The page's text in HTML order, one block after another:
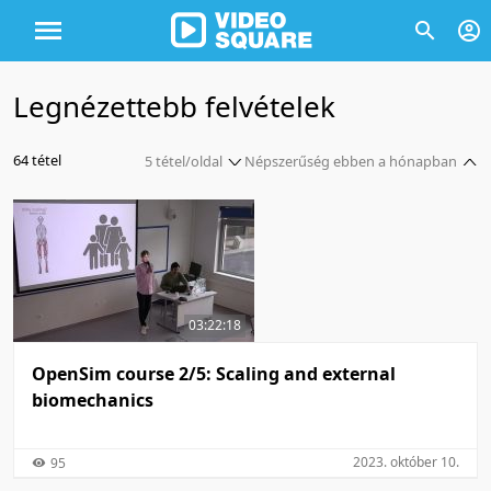
Legnézettebb felvételek
Népszerűség ebben a hónapban
Népszerűség szerint
Népszerűség szerint
Népszerűség ebben a hónapban
Népszerűség ebben a hónapban
64 tétel
5 tétel/oldal
5 tétel/oldal
10 tétel/oldal
20 tétel/oldal
50 tétel/oldal
100 tétel/oldal
03:22:18
OpenSim course 2/5: Scaling and external
biomechanics
95 2023. október 10.